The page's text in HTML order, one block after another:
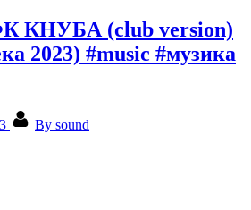
КНУБА (club version)
2023) #music #музика
By sound